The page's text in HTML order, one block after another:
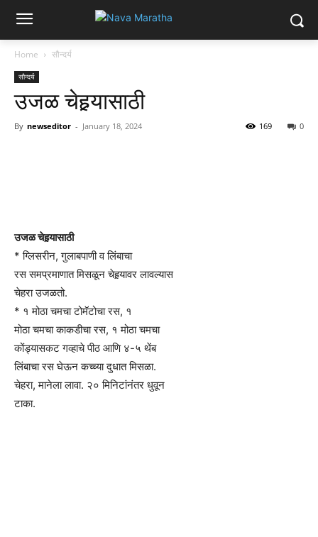
Home सौन्दर्य
सौन्दर्य
उजळ चेहर्‍यासाठी
By newseditor - January 18, 2024 0
169
उजळ चेहर्‍यासाठी
* ग्लिसरीन, गुलाबपाणी व लिंबाचा
रस समप्रमाणात मिसळून चेहर्‍यावर लावल्यास
चेहरा उजळतो.
* १ मोठा चमचा टोमॅटोचा रस, १
मोठा चमचा काकडीचा रस, १ मोठा चमचा
कोंड्यासकट गव्हाचे पीठ आणि ४-५ थेंब
लिंबाचा रस घेऊन कच्च्या दुधात मिसळा.
चेहरा, मानेला लावा. २० मिनिटांनंतर धुवून
टाका.